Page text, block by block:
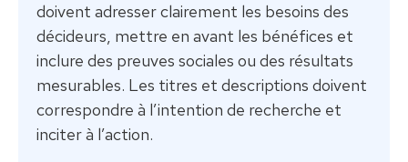
doivent adresser clairement les besoins des
décideurs, mettre en avant les bénéfices et
inclure des preuves sociales ou des résultats
mesurables. Les titres et descriptions doivent
correspondre à l’intention de recherche et
inciter à l’action.